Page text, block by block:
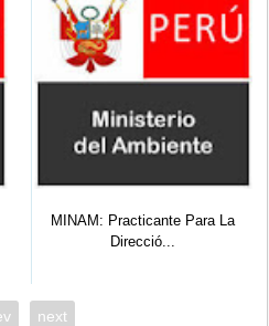
Para La
MINCETUR:
next